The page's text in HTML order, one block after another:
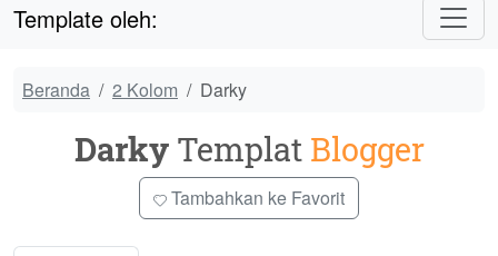
Template oleh:
Beranda 2 Kolom Darky
DarkyTemplat Blogger
Tambahkan ke Favorit